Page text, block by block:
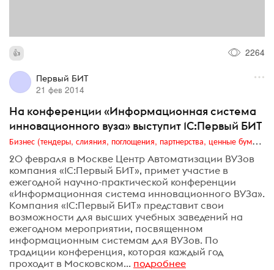
2264
Первый БИТ
21 фев 2014
На конференции «Информационная система
инновационного вуза» выступит 1С:Первый БИТ
Бизнес (тендеры, слияния, поглощения, партнерства, ценные бумаги, акционеры, финансы и отчетность)
20 февраля в Москве Центр Автоматизации ВУЗов
компания «1С:Первый БИТ», примет участие в
ежегодной научно-практической конференции
«Информационная система инновационного ВУЗа».
Компания «1С:Первый БИТ» представит свои
возможности для высших учебных заведений на
ежегодном мероприятии, посвященном
информационным системам для ВУЗов. По
традиции конференция, которая каждый год
проходит в Московском... подробнее